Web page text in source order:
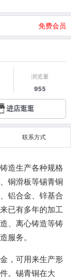
免费会员
浏览量
955
进店逛逛
联系方式
造生产各种规格
铜滑板等锡青铜
铝合金、锌基合
已有多年的加工
、离心铸造等铸
服务。
，可用来生产形
。锡青铜在大